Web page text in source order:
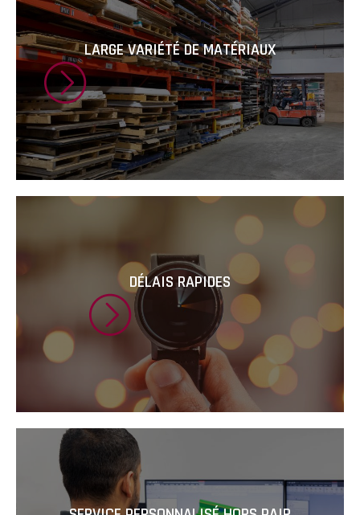
LARGE VARIÉTÉ DE MATÉRIAUX
DÉLAIS RAPIDES